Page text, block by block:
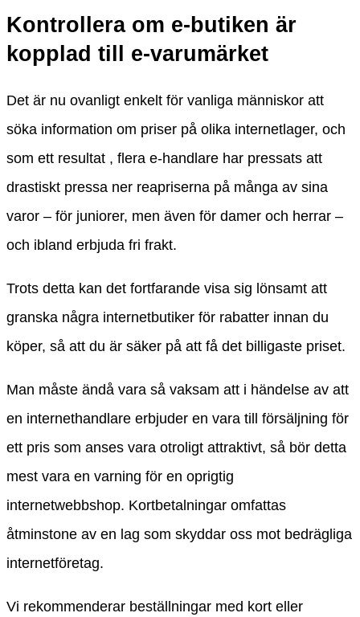
Kontrollera om e-butiken är
kopplad till e-varumärket
Det är nu ovanligt enkelt för vanliga människor att
söka information om priser på olika internetlager, och
som ett resultat , flera e-handlare har pressats att
drastiskt pressa ner reapriserna på många av sina
varor – för juniorer, men även för damer och herrar –
och ibland erbjuda fri frakt.
Trots detta kan det fortfarande visa sig lönsamt att
granska några internetbutiker för rabatter innan du
köper, så att du är säker på att få det billigaste priset.
Man måste ändå vara så vaksam att i händelse av att
en internethandlare erbjuder en vara till försäljning för
ett pris som anses vara otroligt attraktivt, så bör detta
mest vara en varning för en oprigtig
internetwebbshop. Kortbetalningar omfattas
åtminstone av en lag som skyddar oss mot bedrägliga
internetföretag.
Vi rekommenderar beställningar med kort eller